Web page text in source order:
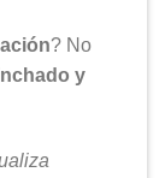
? No
y